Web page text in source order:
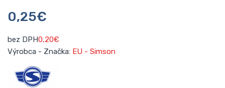
0,25€
bez DPH0,20€
Výrobca - Značka: EU - Simson